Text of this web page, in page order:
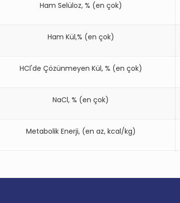
Ham Selüloz, % (en çok)
Ham Kül,% (en çok)
HCl'de Çözünmeyen Kül, % (en çok)
NaCl, % (en çok)
Metabolik Enerji, (en az, kcal/kg)